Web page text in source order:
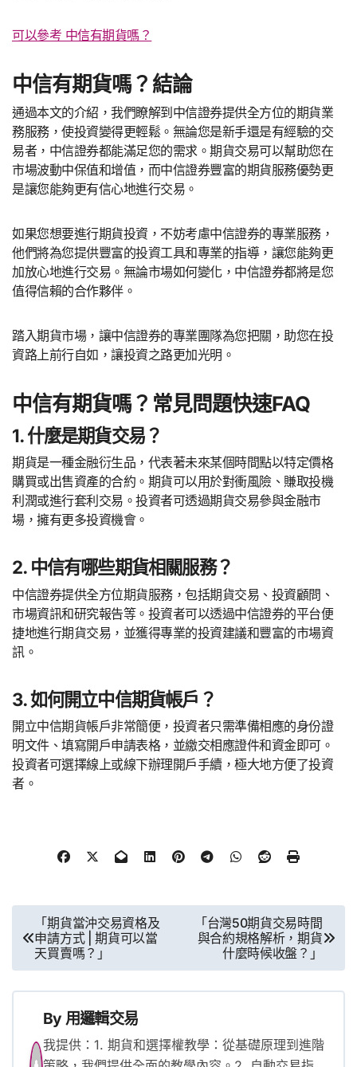
可以參考 中信有期貨嗎？
中信有期貨嗎？結論
通過本文的介紹，我們瞭解到中信證券提供全方位的期貨業
務服務，使投資變得更輕鬆。無論您是新手還是有經驗的交
易者，中信證券都能滿足您的需求。期貨交易可以幫助您在
市場波動中保值和增值，而中信證券豐富的期貨服務優勢更
是讓您能夠更有信心地進行交易。
如果您想要進行期貨投資，不妨考慮中信證券的專業服務，
他們將為您提供豐富的投資工具和專業的指導，讓您能夠更
加放心地進行交易。無論市場如何變化，中信證券都將是您
值得信賴的合作夥伴。
踏入期貨市場，讓中信證券的專業團隊為您把關，助您在投
資路上前行自如，讓投資之路更加光明。
中信有期貨嗎？常見問題快速FAQ
1. 什麼是期貨交易？
期貨是一種金融衍生品，代表著未來某個時間點以特定價格
購買或出售資產的合約。期貨可以用於對衝風險、賺取投機
利潤或進行套利交易。投資者可透過期貨交易參與金融市
場，擁有更多投資機會。
2. 中信有哪些期貨相關服務？
中信證券提供全方位期貨服務，包括期貨交易、投資顧問、
市場資訊和研究報告等。投資者可以透過中信證券的平台便
捷地進行期貨交易，並獲得專業的投資建議和豐富的市場資
訊。
3. 如何開立中信期貨帳戶？
開立中信期貨帳戶非常簡便，投資者只需準備相應的身份證
明文件、填寫開戶申請表格，並繳交相應證件和資金即可。
投資者可選擇線上或線下辦理開戶手續，極大地方便了投資
者。
章
導
「期貨當沖交易資格及
申請方式 | 期貨可以當
天買賣嗎？」
「台灣50期貨交易時間
與合約規格解析，期貨
什麼時候收盤？」
By 用邏輯交易
我提供：1. 期貨和選擇權教學：從基礎原理到進階